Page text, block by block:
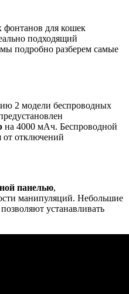
фонтанов для кошек
подходящий
подробно разберем самые
2 модели беспроводных
на 4000 мАч. Беспроводной
от отключений
панелью,
манипуляций. Небольшие
устанавливать